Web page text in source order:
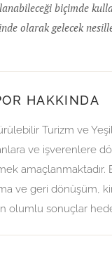
biçimde
olarak gelecek
HAKKINDA
Turizm ve
ve işverenlere
amaçlanmaktadır.
ve geri dönüşüm,
olumlu sonuçlar